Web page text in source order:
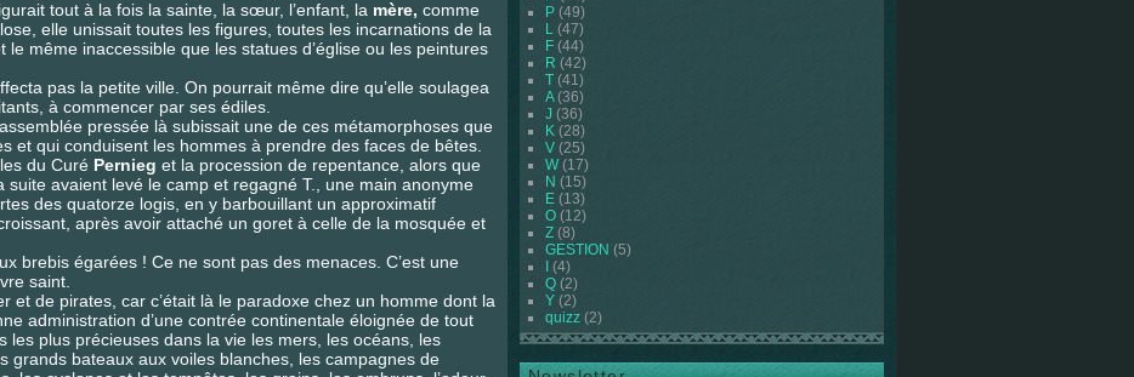
tout à la fois la sainte, la sœur, l’enfant, la mère, comme
elle unissait toutes les figures, toutes les incarnations de la
même inaccessible que les statues d’église ou les peintures
pas la petite ville. On pourrait même dire qu’elle soulagea
à commencer par ses édiles.
pressée là subissait une de ces métamorphoses que
et qui conduisent les hommes à prendre des faces de bêtes.
du Curé Pernieg et la procession de repentance, alors que
suite avaient levé le camp et regagné T., une main anonyme
des quatorze logis, en y barbouillant un approximatif
après avoir attaché un goret à celle de la mosquée et
brebis égarées ! Ce ne sont pas des menaces. C’est une
saint.
et de pirates, car c’était là le paradoxe chez un homme dont la
administration d’une contrée continentale éloignée de tout
les plus précieuses dans la vie les mers, les océans, les
grands bateaux aux voiles blanches, les campagnes de
P (49)
L (47)
F (44)
R (42)
T (41)
A(36)
J (36)
K (28)
V (25)
W(17)
N (15)
E (13)
O (12)
Z (8)
GESTION (5)
(4)
Q (2)
Y (2)
quizz (2)